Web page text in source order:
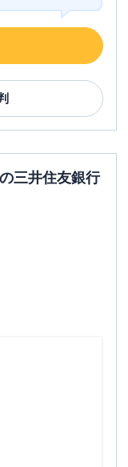
三井住友銀行